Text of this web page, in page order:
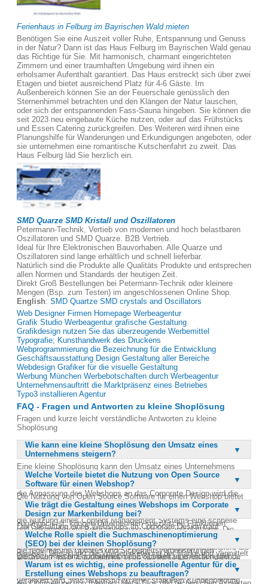
Ferienhaus in Felburg im Bayrischen Wald mieten
Benötigen Sie eine Auszeit voller Ruhe, Entspannung und Genuss
in der Natur? Dann ist das Haus Felburg im Bayrischen Wald genau
das Richtige für Sie. Mit harmonisch, charmant eingerichteten
Zimmern und einer traumhaften Umgebung wird ihnen ein
erholsamer Aufenthalt garantiert. Das Haus erstreckt sich über zwei
Etagen und bietet ausreichend Platz für 4-6 Gäste. Im
Außenbereich können Sie an der Feuerschale genüsslich den
Sternenhimmel betrachten und den Klängen der Natur lauschen,
oder sich der entspannenden Fass-Sauna hingeben. Sie können die
seit 2023 neu eingebaute Küche nutzen, oder auf das Frühstücks
und Essen Catering zurückgreifen. Des Weiteren wird ihnen eine
Planungshilfe für Wanderungen und Erkundigungen angeboten, oder
sie unternehmen eine romantische Kutschenfahrt zu zweit. Das
Haus Felburg läd Sie herzlich ein.
SMD Quarze SMD Kristall und Oszillatoren
Petermann-Technik, Vertieb von modernen und hoch belastbaren
Oszillatoren und SMD Quarze. B2B Vertrieb.
Ideal für Ihre Elektronischen Bauvorhaben. Alle Quarze und
Oszillatoren sind lange erhältlich und schnell lieferbar.
Natürlich sind die Produkte alle Qualitäts Produkte und entsprechen
allen Normen und Standards der heutigen Zeit.
Direkt Groß Bestellungen bei Petermann-Technik oder kleinere
Mengen (Bsp. zum Testen) im angeschlossenen Online Shop.
English: SMD Quartze SMD crystals and Oscillators
Web Designer Firmen Homepage Werbeagentur
Grafik Studio Werbeagentur grafische Gestaltung
Grafikdesign nutzen Sie das überzeugende Werbemittel
Typografie; Kunsthandwerk des Druckens
Webprogrammierung die Bezeichnung für die Entwicklung
Geschäftsausstattung Design Gestaltung aller Bereiche
Webdesign Grafiker für die visuelle Gestaltung
Werbung München Werbebotschaften durch Werbeagentur
Unternehmensauftritt die Marktpräsenz eines Betriebes
Typo3 installieren Agentur
FAQ - Fragen und Antworten zu kleine Shoplösung
Fragen und kurze leicht verständliche Antworten zu kleine
Shoplösung
Wie kann eine kleine Shoplösung den Umsatz eines
Unternehmens steigern?
Eine kleine Shoplösung kann den Umsatz eines Unternehmens
erheblich steigern, indem sie eine direkte und zielgruppenorientierte
Vermarktung der Produkte und Dienstleistungen ermöglicht. Durch
die Anpassung des Webshops an das Corporate Design wird die
Corporate Identity des Unternehmens gestärkt, was zu einer
höheren Wiedererkennung und Kundenbindung führt. Zudem bietet
die Nutzung eines Content Management Systems eine schnelle
und unkomplizierte Programmierung der Verkaufsplattform. Die
kundenfreundliche Gestaltung des Shops kann die Kaufanreize
erhöhen und somit den Umsatz steigern. Schließlich ermöglicht die
weltweite Präsenz im Internet, neue Kunden zu erreichen und
bestehende Kundenbeziehungen zu vertiefen.
Welche Vorteile bietet die Nutzung von Open Source
Software für einen Webshop?
Die Nutzung von Open Source Software für einen Webshop bietet
zahlreiche Vorteile, darunter die Möglichkeit zur kostengünstigen
Anpassung und Erweiterung der Plattform. Da der Quellcode frei
zugänglich ist, können Unternehmen spezifische Funktionen
hinzufügen, die ihren Geschäftsanforderungen entsprechen. Open
Source Lösungen sind oft von einer großen Community unterstützt,
die regelmäßige Updates und Sicherheitsverbesserungen
bereitstellt. Dies gewährleistet, dass der Webshop stets auf dem
neuesten Stand der Technik bleibt. Zudem ermöglicht die
Flexibilität der Software eine einfache Integration in bestehende
Wie trägt die Gestaltung eines Webshops im Corporate
Design zur Markenbildung bei?
Die Gestaltung eines Webshops im Corporate Design trägt
wesentlich zur Markenbildung bei, indem sie die visuelle Identität
des Unternehmens konsistent über alle Plattformen hinweg
darstellt. Dies stärkt die Wiedererkennung der Marke und vermittelt
Professionalität und Vertrauen an die Kunden. Ein einheitliches
Design sorgt dafür, dass die Marke in den Köpfen der Kunden
verankert wird, was langfristig zu einer stärkeren Kundenbindung
Welche Rolle spielt die Suchmaschinenoptimierung
(SEO) bei der kleinen Shoplösung?
Die Suchmaschinenoptimierung (SEO) spielt eine entscheidende
Rolle bei der kleinen Shoplösung, da sie die Sichtbarkeit des
Webshops in den Suchmaschinenergebnissen verbessert. Durch
Warum ist es wichtig, eine professionelle Agentur für die
Erstellung eines Webshops zu beauftragen?